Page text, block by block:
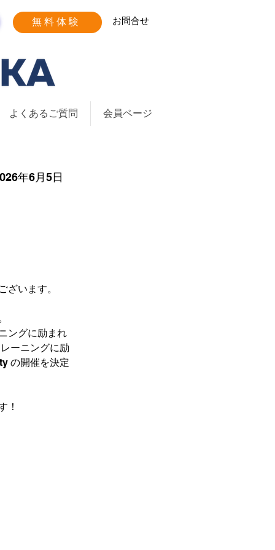
無料体験 お問合せ
よくあるご質問 会員ページ
年6月5日
います。
ングに励まれ
ーニングに励
の開催を決定
！